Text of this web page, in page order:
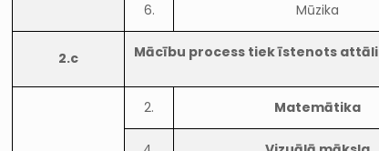
6. Mūzika
2.c Mācību process tiek īstenots
2. Matemātika